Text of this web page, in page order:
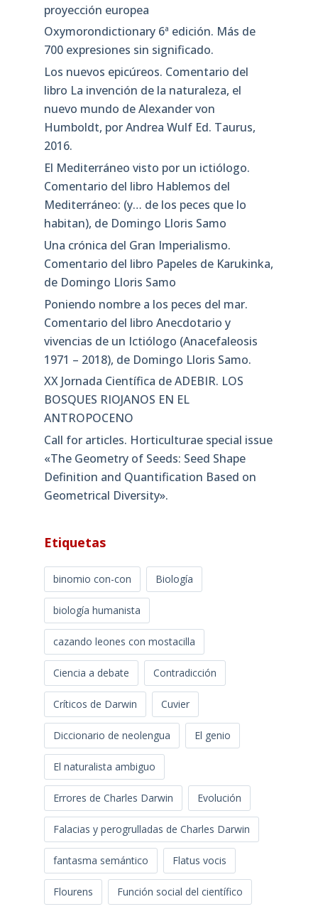
proyección europea
Oxymorondictionary 6ª edición. Más de
700 expresiones sin significado.
Los nuevos epicúreos. Comentario del
libro La invención de la naturaleza, el
nuevo mundo de Alexander von
Humboldt, por Andrea Wulf Ed. Taurus,
2016.
El Mediterráneo visto por un ictiólogo.
Comentario del libro Hablemos del
Mediterráneo: (y… de los peces que lo
habitan), de Domingo Lloris Samo
Una crónica del Gran Imperialismo.
Comentario del libro Papeles de Karukinka,
de Domingo Lloris Samo
Poniendo nombre a los peces del mar.
Comentario del libro Anecdotario y
vivencias de un Ictiólogo (Anacefaleosis
1971 – 2018), de Domingo Lloris Samo.
XX Jornada Científica de ADEBIR. LOS
BOSQUES RIOJANOS EN EL
ANTROPOCENO
Call for articles. Horticulturae special issue
«The Geometry of Seeds: Seed Shape
Definition and Quantification Based on
Geometrical Diversity»​.
Etiquetas
binomio con-con Biología
biología humanista
cazando leones con mostacilla
Ciencia a debate Contradicción
Críticos de Darwin Cuvier
Diccionario de neolengua El genio
El naturalista ambiguo
Errores de Charles Darwin Evolución
Falacias y perogrulladas de Charles Darwin
fantasma semántico Flatus vocis
Flourens Función social del científico